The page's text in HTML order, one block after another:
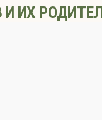
И ИХ